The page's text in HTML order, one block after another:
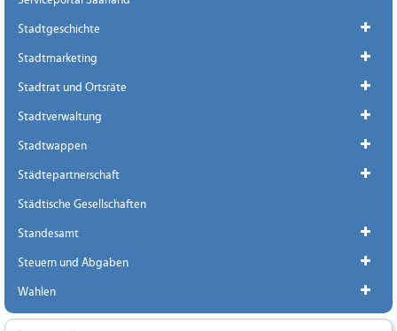
Stadtgeschichte
Stadtmarketing
Stadtrat und Ortsräte
Stadtverwaltung
Stadtwappen
Städtepartnerschaft
Städtische Gesellschaften
Standesamt
Steuern und Abgaben
Wahlen